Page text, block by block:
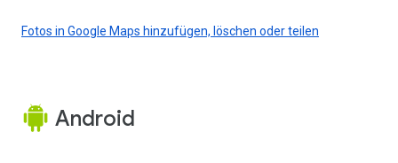
Fotos in Google Maps hinzufügen, löschen oder teilen
Android